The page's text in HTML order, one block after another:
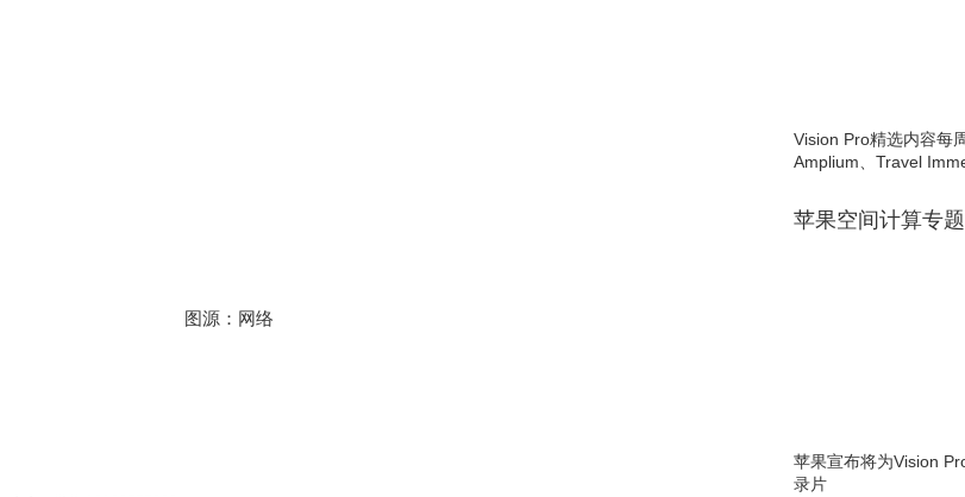
图源：网络
Vision Pro精选内容每
Amplium、Travel
苹果空间计算专题
苹果宣布将为Vision
录片